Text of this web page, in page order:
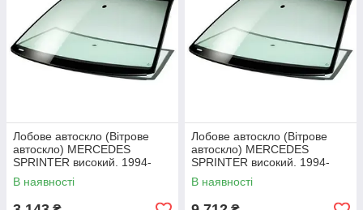
Лобове автоскло (Вітрове
автоскло) MERCEDES
SPRINTER високий. 1994-
2006 СТ ВЕТР ЗЛЗЛ+КР
В наявності
Лобове автоскло (Вітрове
автоскло) MERCEDES
SPRINTER високий. 1994-
2006 СТ ВЕТР ЗЛ+Еодв+ДД
В наявності